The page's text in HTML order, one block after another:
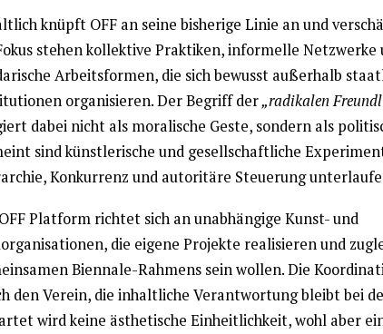
knüpft OFF an seine bisherige Linie an und
stehen kollektive Praktiken, informelle Netzwerke
Arbeitsformen, die sich bewusst außerhalb
organisieren. Der Begriff der„radikalen
dabei nicht als moralische Geste, sondern als
sind künstlerische und gesellschaftliche
Konkurrenz und autoritäre Steuerung
Platform richtet sich an unabhängige Kunst- und
die eigene Projekte realisieren und
Biennale-Rahmens sein wollen. Die
den Verein, die inhaltliche Verantwortung bleibt bei
wird keine ästhetische Einheitlichkeit, wohl aber